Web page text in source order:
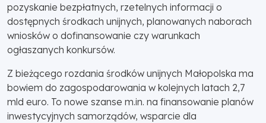
pozyskanie bezpłatnych, rzetelnych informacji o
dostępnych środkach unijnych, planowanych naborach
wniosków o dofinansowanie czy warunkach
ogłaszanych konkursów.
Z bieżącego rozdania środków unijnych Małopolska ma
bowiem do zagospodarowania w kolejnych latach 2,7
mld euro. To nowe szanse m.in. na finansowanie planów
inwestycyjnych samorządów, wsparcie dla